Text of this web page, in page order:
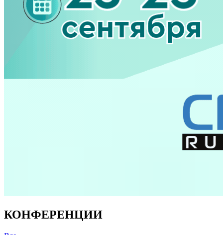
КОНФЕРЕНЦИИ